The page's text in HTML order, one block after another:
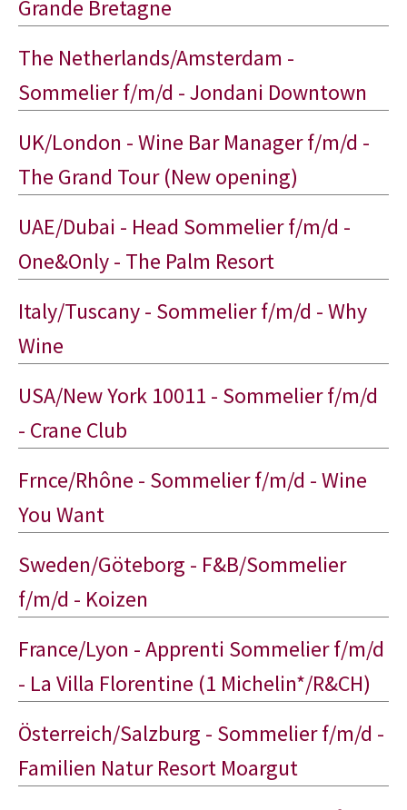
Grande Bretagne
The Netherlands/Amsterdam -
Sommelier f/m/d - Jondani Downtown
UK/London - Wine Bar Manager f/m/d -
The Grand Tour (New opening)
UAE/Dubai - Head Sommelier f/m/d -
One&Only - The Palm Resort
Italy/Tuscany - Sommelier f/m/d - Why
Wine
USA/New York 10011 - Sommelier f/m/d
- Crane Club
Frnce/Rhône - Sommelier f/m/d - Wine
You Want
Sweden/Göteborg - F&B/Sommelier
f/m/d - Koizen
France/Lyon - Apprenti Sommelier f/m/d
- La Villa Florentine (1 Michelin*/R&CH)
Österreich/Salzburg - Sommelier f/m/d -
Familien Natur Resort Moargut